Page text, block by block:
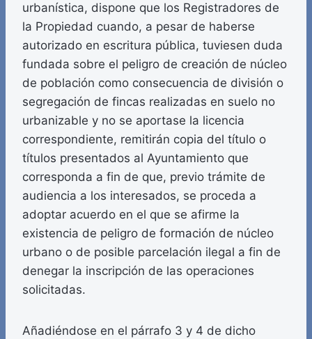
urbanística, dispone que los Registradores de
la Propiedad cuando, a pesar de haberse
autorizado en escritura pública, tuviesen duda
fundada sobre el peligro de creación de núcleo
de población como consecuencia de división o
segregación de fincas realizadas en suelo no
urbanizable y no se aportase la licencia
correspondiente, remitirán copia del título o
títulos presentados al Ayuntamiento que
corresponda a fin de que, previo trámite de
audiencia a los interesados, se proceda a
adoptar acuerdo en el que se afirme la
existencia de peligro de formación de núcleo
urbano o de posible parcelación ilegal a fin de
denegar la inscripción de las operaciones
solicitadas.
Añadiéndose en el párrafo 3 y 4 de dicho